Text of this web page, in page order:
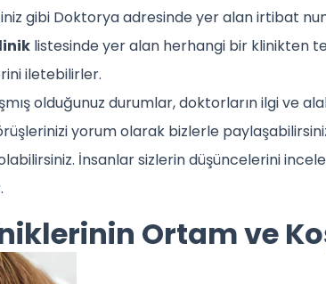
gibi Doktorya adresinde yer alan irtibat
listesinde yer alan herhangi bir klinikten
iletebilirler.
olduğunuz durumlar, doktorların ilgi ve
yorum olarak bizlerle
İnsanlar sizlerin düşüncelerini
Ortam ve